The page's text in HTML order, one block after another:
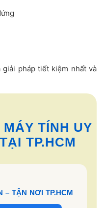
pháp tiết kiệm nhất và
TÍNH UY
TP.HCM
– TẬN NƠI TP.HCM